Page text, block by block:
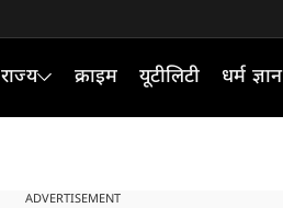
राज्य क्राइम यूटीलिटी धर्म ज्ञान
ADVERTISEMENT